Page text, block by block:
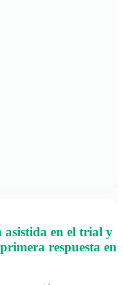
en el trial y
respuesta en